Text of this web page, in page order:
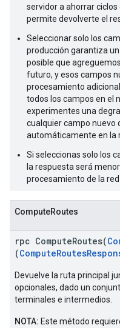
servidor a ahorrar
permite devolverte el
Seleccionar solo los
producción garantiza
posible que
futuro, y esos campos
procesamiento
todos los campos en el
experimentes una
cualquier campo nuevo
automáticamente en la
Si seleccionas solo los
la respuesta será
procesamiento de la
ComputeRoutes
rpc ComputeRoutes(
(
Devuelve la ruta principal
opcionales, dado un
terminales e intermedios.
NOTA: Este método